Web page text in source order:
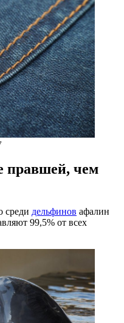
правшей, чем
среди дельфинов афалин
99,5% от всех